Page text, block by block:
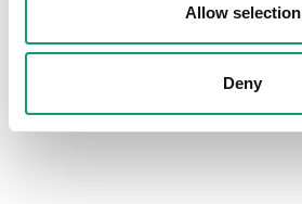
Allow selection
Deny
Nyon Région Tourisme Sports & Loisirs
Retour